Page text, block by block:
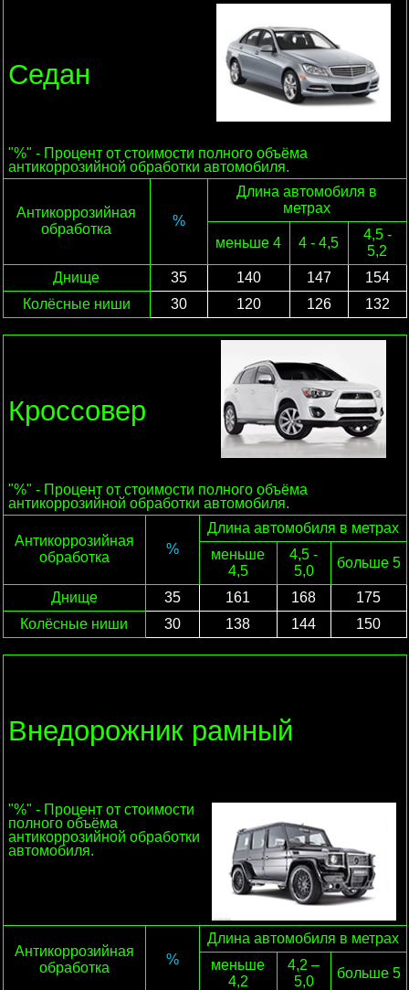
Седан
"%" - Процент от стоимости полного объёма
антикоррозийной обработки автомобиля.
Антикоррозийная
обработка
%
Длина автомобиля в
метрах
меньше 4 4 - 4,5
4,5 -
5,2
Днище
35 140 147
154
Колёсные ниши
30 120 126 132
Кроссовер
"%" - Процент от стоимости полного объёма
антикоррозийной обработки автомобиля.
Антикоррозийная
обработка
%
Длина автомобиля в метрах
меньше
4,5
4,5 -
5,0
больше 5
Днище 35 161 168
175
Колёсные ниши
30 138 144 150
Внедорожник рамный
"%" - Процент от стоимости
полного объёма
антикоррозийной обработки
автомобиля.
Антикоррозийная
обработка
%
Длина автомобиля в метрах
меньше
4,2
4,2 –
5,0
больше 5